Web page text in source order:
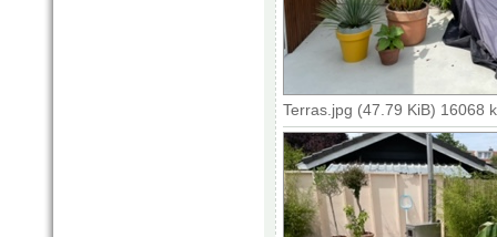
Terras.jpg (47.79 KiB) 16068